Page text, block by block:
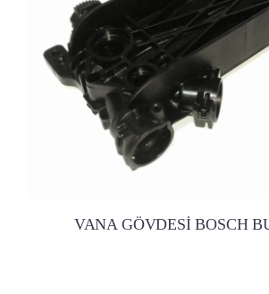
VANA GÖVDESİ BOSCH